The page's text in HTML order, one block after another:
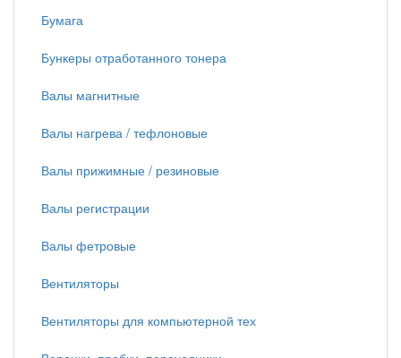
Бумага
Бункеры отработанного тонера
Валы магнитные
Валы нагрева / тефлоновые
Валы прижимные / резиновые
Валы регистрации
Валы фетровые
Вентиляторы
Вентиляторы для компьютерной тех